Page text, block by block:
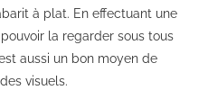
à plat. En effectuant une
la regarder sous tous
aussi un bon moyen de
visuels.